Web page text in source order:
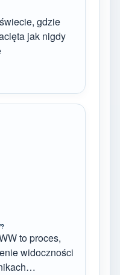
gdzie
jak nigdy
to proces,
widoczności